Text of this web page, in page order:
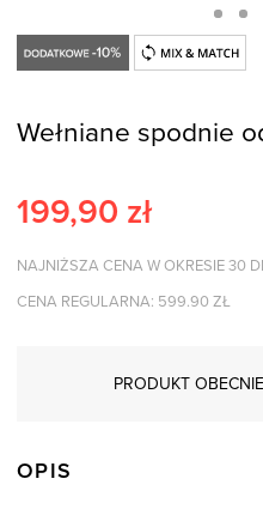
Wełniane spodnie
199,90 zł
NAJNIŻSZA CENA W OKRESIE 30
CENA REGULARNA: 599.90 ZŁ
PRODUKT
OPIS